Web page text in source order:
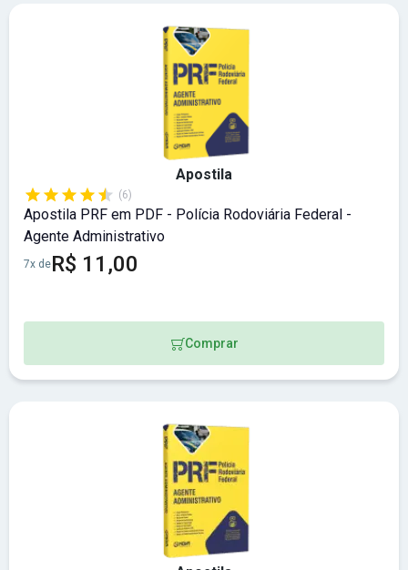
Apostila
(6)
Apostila PRF em PDF - Polícia Rodoviária Federal -
Agente Administrativo
7x deR$ 11,00
Comprar